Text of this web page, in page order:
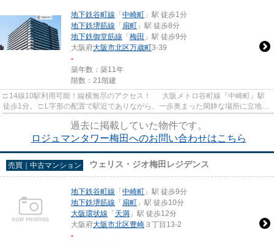
地下鉄谷町線 「 中崎町 」駅 徒歩1分
地下鉄堺筋線 「 扇町 」駅 徒歩8分
地下鉄御堂筋線 「 梅田 」駅 徒歩9分
大阪府大阪市北区万歳町3-39
-
築年数：築11年
階数：21階建
□ 14線10駅利用可能！縦横無尽のアクセス！ 大阪メトロ谷町線『中崎町』駅
徒歩1分。 □ L字形の配置で駅近でありながら、一歩奥まった閑静な場所に立地。
過去に掲載していた物件です。
ロジュマンタワー梅田へのお問い合わせはこちら
売買｜中古マンション ウェリス・ジオ梅田レジデンス
地下鉄谷町線 「 中崎町 」駅 徒歩9分
地下鉄堺筋線 「 扇町 」駅 徒歩10分
大阪環状線 「 天満 」駅 徒歩12分
大阪府大阪市北区豊崎 ３丁目13-2
-